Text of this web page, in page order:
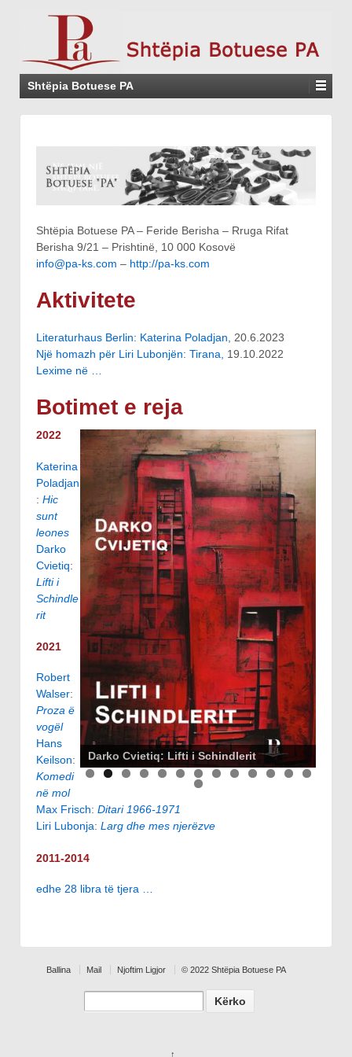
Shtëpia Botuese PA
Shtëpia Botuese PA – Feride Berisha – Rruga Rifat
Berisha 9/21 – Prishtinë, 10 000 Kosovë
info@pa-ks.com – http://pa-ks.com
Aktivitete
Literaturhaus Berlin: Katerina Poladjan , 20.6.2023
Një homazh për Liri Lubonjën: Tirana, 19.10.2022
Lexime në …
Botimet e reja
Darko Cvietiq: Lifti i Schindlerit
2022
Katerina
Poladjan
: Hic
sunt
leones
Darko
Cvietiq:
Lifti i
Schindle
rit
2021
Robert
Walser:
Proza ë
vogël
Hans
Keilson:
Komedi
në mol
Max Frisch: Ditari 1966-1971
Liri Lubonja: Larg dhe mes njerëzve
2011-2014
edhe 28 libra të tjera …
Ballina Mail Njoftim Ligjor © 2022 Shtëpia Botuese PA
Search
↑